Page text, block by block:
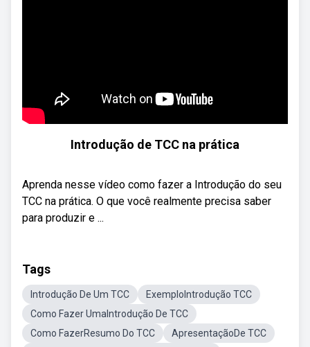
Introdução de TCC na prática
Aprenda nesse vídeo como fazer a Introdução do seu
TCC na prática. O que você realmente precisa saber
para produzir e ...
Tags
Introdução De Um TCC
ExemploIntrodução TCC
Como Fazer UmaIntrodução De TCC
Como FazerResumo Do TCC
ApresentaçãoDe TCC